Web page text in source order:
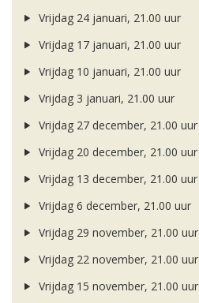
Vrijdag 24 januari, 21.00 uur
Vrijdag 17 januari, 21.00 uur
Vrijdag 10 januari, 21.00 uur
Vrijdag 3 januari, 21.00 uur
Vrijdag 27 december, 21.00 uur
Vrijdag 20 december, 21.00 uur
Vrijdag 13 december, 21.00 uur
Vrijdag 6 december, 21.00 uur
Vrijdag 29 november, 21.00 uur
Vrijdag 22 november, 21.00 uur
Vrijdag 15 november, 21.00 uur